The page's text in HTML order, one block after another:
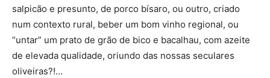
salpicão e presunto, de porco bísaro, ou outro, criado
num contexto rural, beber um bom vinho regional, ou
“untar” um prato de grão de bico e bacalhau, com azeite
de elevada qualidade, oriundo das nossas seculares
oliveiras?!…